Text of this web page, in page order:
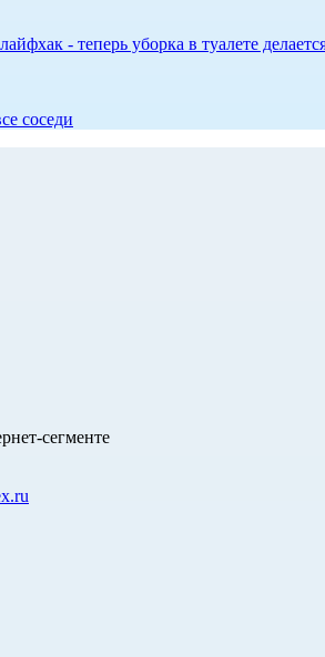
- теперь уборка в туалете
соседи
сегменте